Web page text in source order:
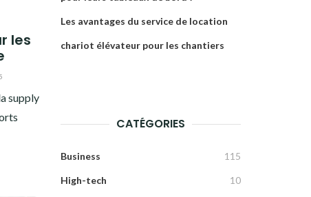
les
supply
Les avantages du service de location
chariot élévateur pour les chantiers
CATÉGORIES
Business 115
High-tech 10